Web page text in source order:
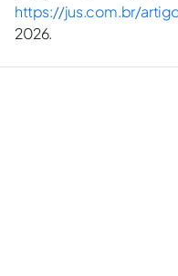
https://jus.com.br/
2026.